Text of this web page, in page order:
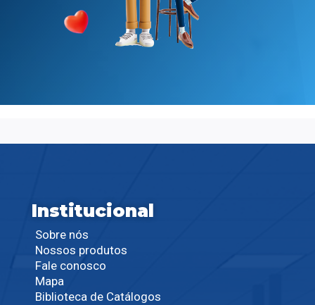
Institucional
Sobre nós
Nossos produtos
Fale conosco
Mapa
Biblioteca de Catálogos